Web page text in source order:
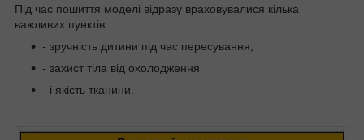
Під час пошиття моделі відразу враховувалися кілька
важливих пунктів:
- зручність дитини під час пересування,
- захист тіла від охолодження
- і якість тканини.